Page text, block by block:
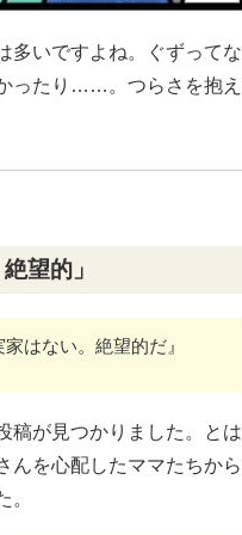
多いですよね。ぐずってな
ったり……。つらさを抱え
望的」
はない。絶望的だ』
稿が見つかりました。とは
んを心配したママたちから
。